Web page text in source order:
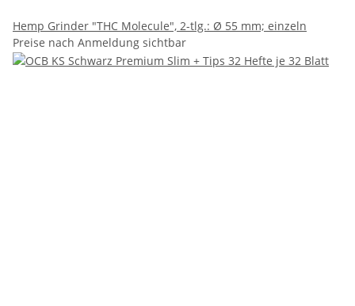
Hemp Grinder "THC Molecule", 2-tlg.: Ø 55 mm; einzeln
Preise nach Anmeldung sichtbar